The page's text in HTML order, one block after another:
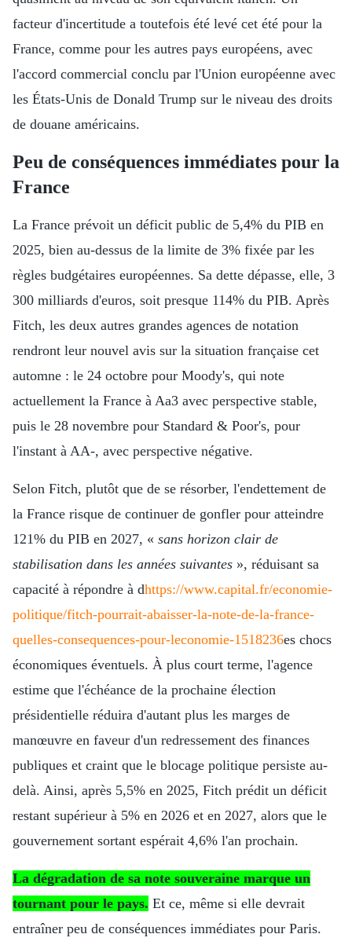
facteur d'incertitude a toutefois été levé cet été pour la
France, comme pour les autres pays européens, avec
l'accord commercial conclu par l'Union européenne avec
les États-Unis de Donald Trump sur le niveau des droits
de douane américains.
Peu de conséquences immédiates pour la
France
La France prévoit un déficit public de 5,4% du PIB en
2025, bien au-dessus de la limite de 3% fixée par les
règles budgétaires européennes. Sa dette dépasse, elle, 3
300 milliards d'euros, soit presque 114% du PIB. Après
Fitch, les deux autres grandes agences de notation
rendront leur nouvel avis sur la situation française cet
automne : le 24 octobre pour Moody's, qui note
actuellement la France à Aa3 avec perspective stable,
puis le 28 novembre pour Standard & Poor's, pour
l'instant à AA-, avec perspective négative.
Selon Fitch, plutôt que de se résorber, l'endettement de
la France risque de continuer de gonfler pour atteindre
121% du PIB en 2027, « sans horizon clair de
stabilisation dans les années suivantes », réduisant sa
capacité à répondre à dhttps://www.capital.fr/economie-
politique/fitch-pourrait-abaisser-la-note-de-la-france-
quelles-consequences-pour-leconomie-1518236es chocs
économiques éventuels. À plus court terme, l'agence
estime que l'échéance de la prochaine élection
présidentielle réduira d'autant plus les marges de
manœuvre en faveur d'un redressement des finances
publiques et craint que le blocage politique persiste au-
delà. Ainsi, après 5,5% en 2025, Fitch prédit un déficit
restant supérieur à 5% en 2026 et en 2027, alors que le
gouvernement sortant espérait 4,6% l'an prochain.
La dégradation de sa note souveraine marque un
tournant pour le pays. Et ce, même si elle devrait
entraîner peu de conséquences immédiates pour Paris.